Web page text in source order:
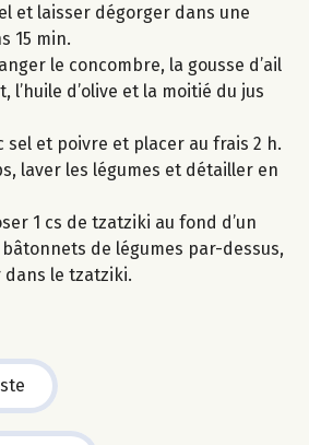
et laisser dégorger dans une
15 min.
le concombre, la gousse d’ail
l’huile d’olive et la moitié du jus
sel et poivre et placer au frais 2 h.
laver les légumes et détailler en
1 cs de tzatziki au fond d’un
de légumes par-dessus,
le tzatziki.